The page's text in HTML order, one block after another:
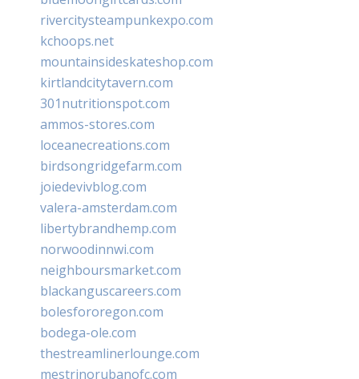
rivercitysteampunkexpo.com
kchoops.net
mountainsideskateshop.com
kirtlandcitytavern.com
301nutritionspot.com
ammos-stores.com
loceanecreations.com
birdsongridgefarm.com
joiedevivblog.com
valera-amsterdam.com
libertybrandhemp.com
norwoodinnwi.com
neighboursmarket.com
blackanguscareers.com
bolesfororegon.com
bodega-ole.com
thestreamlinerlounge.com
mestrinorubanofc.com